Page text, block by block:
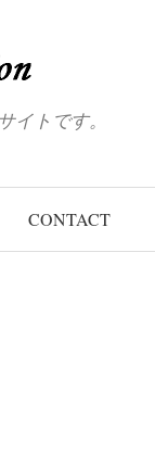
イトです。
CONTACT